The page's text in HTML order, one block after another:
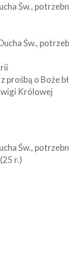
Św.,
Św.,
prośbą o Boże
Królowej
Św.,
r.)